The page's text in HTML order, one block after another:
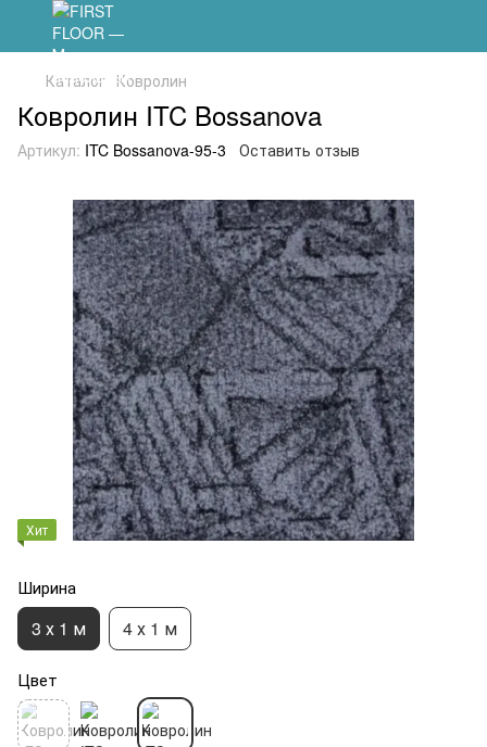
Каталог Ковролин
Ковролин ITC Bossanova
Артикул: ITC Bossanova-95-3 Оставить отзыв
Хит
Ширина
3 х 1 м 4 х 1 м
Цвет